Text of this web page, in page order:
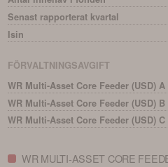
Senast rapporterat kvartal
Isin
FÖRVALTNINGSAVGIFT
WR Multi-Asset Core Feeder (USD) A
WR Multi-Asset Core Feeder (USD) B
WR Multi-Asset Core Feeder (USD) C
WR MULTI-ASSET CORE